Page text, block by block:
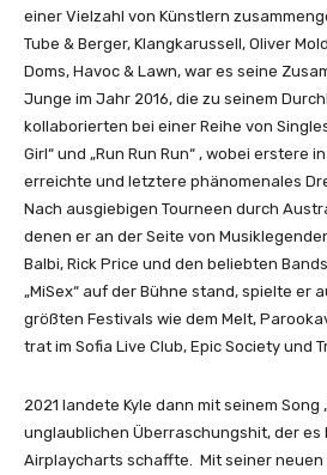
einer Vielzahl von Künstlern
Tube & Berger, Klangkarussell, Oliver
Doms, Havoc & Lawn, war es seine
Junge im Jahr 2016, die zu seinem
kollaborierten bei einer Reihe von
Girl“ und „Run Run Run“ , wobei erstere
erreichte und letztere phänomenales
Nach ausgiebigen Tourneen durch
denen er an der Seite von
Balbi, Rick Price und den beliebten
„MiSex“ auf der Bühne stand, spielte er
größten Festivals wie dem Melt,
trat im Sofia Live Club, Epic Society und
2021 landete Kyle dann mit seinem Song
unglaublichen Überraschungshit, der es
Airplaycharts schaffte. Mit seiner neuen